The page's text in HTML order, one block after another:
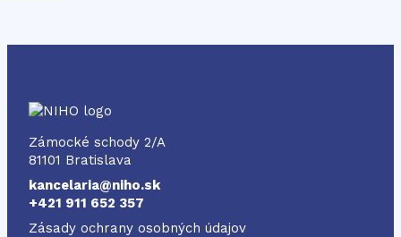
NIHO
Zámocké schody 2/A
81101 Bratislava
kancelaria@niho.sk
+421 911 652 357
Zásady ochrany osobných údajov